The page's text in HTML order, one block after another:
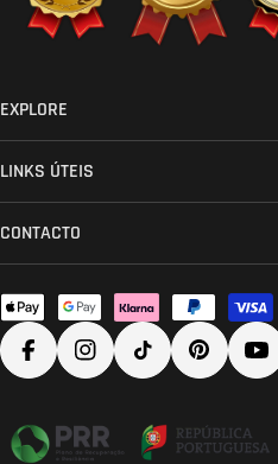
EXPLORE
LINKS ÚTEIS
CONTACTO
Métodos
de
pagamento
FacebookInstagram
TikTokPinterest